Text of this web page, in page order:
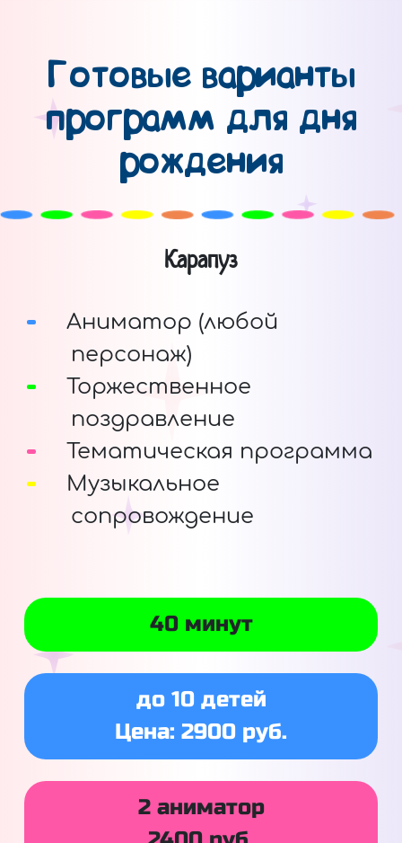
Готовые варианты
программ для дня
рождения
Карапуз
Аниматор (любой
персонаж)
Торжественное
поздравление
Тематическая программа
Музыкальное
сопровождение
40 минут
до 10 детей
Цена: 2900 руб.
2 аниматор